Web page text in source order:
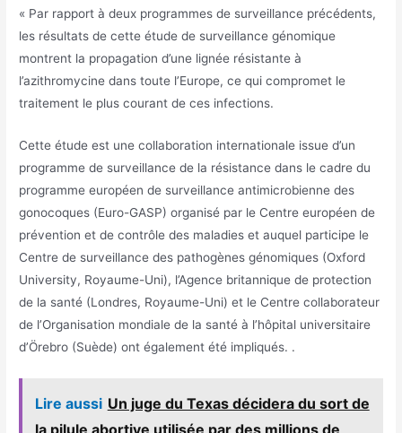
« Par rapport à deux programmes de surveillance précédents,
les résultats de cette étude de surveillance génomique
montrent la propagation d’une lignée résistante à
l’azithromycine dans toute l’Europe, ce qui compromet le
traitement le plus courant de ces infections.
Cette étude est une collaboration internationale issue d’un
programme de surveillance de la résistance dans le cadre du
programme européen de surveillance antimicrobienne des
gonocoques (Euro-GASP) organisé par le Centre européen de
prévention et de contrôle des maladies et auquel participe le
Centre de surveillance des pathogènes génomiques (Oxford
University, Royaume-Uni), l’Agence britannique de protection
de la santé (Londres, Royaume-Uni) et le Centre collaborateur
de l’Organisation mondiale de la santé à l’hôpital universitaire
d’Örebro (Suède) ont également été impliqués. .
Lire aussi Un juge du Texas décidera du sort de
la pilule abortive utilisée par des millions de